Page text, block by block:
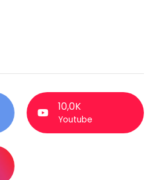
10,0K
Youtube